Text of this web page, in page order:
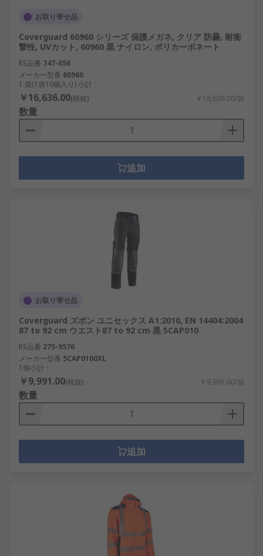
お取り寄せ品
Coverguard 60960 シリーズ 保護メガネ, クリア 防曇, 耐衝
撃性, UVカット, 60960 黒 ナイロン, ポリカーボネート
RS品番 747-656
メーカー型番 60960
1 袋(1袋10個入り) 小計：
￥16,636.00(税抜) ￥16,636.00/袋
数量
追加
お取り寄せ品
Coverguard ズボン ユニセックス A1:2010, EN 14404:2004
87 to 92 cm ウエスト87 to 92 cm 黒 5CAP010
RS品番 275-9576
メーカー型番 5CAP0100XL
1個小計：
￥9,991.00(税抜) ￥9,991.00/個
数量
追加